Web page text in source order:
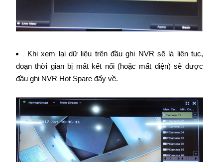
Khi xem lại dữ liệu trên đầu ghi NVR sẽ là liên tục,
đoạn thời gian bị mất kết nối (hoặc mất điện) sẽ được
đầu ghi NVR Hot Spare đẩy về.